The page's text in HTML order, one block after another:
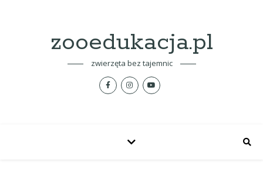
zooedukacja.pl
zwierzęta bez tajemnic